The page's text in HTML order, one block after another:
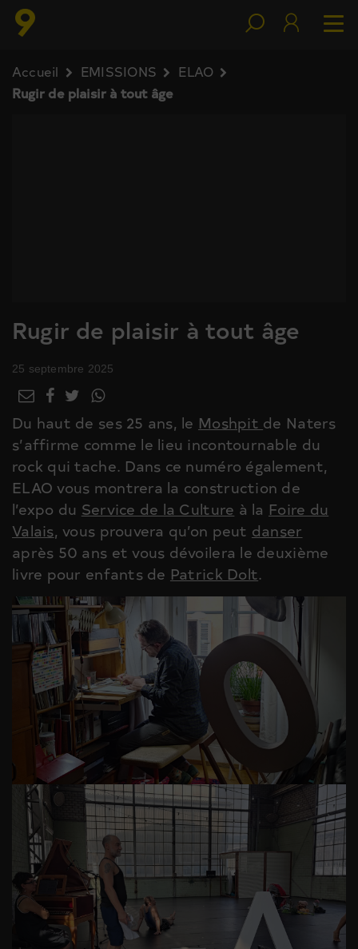
Accueil EMISSIONS
ELAO
Rugir de plaisir à tout âge
Rugir de plaisir à tout âge
25 septembre 2025
Du haut de ses 25 ans, le Moshpit de Naters
s’affirme comme le lieu incontournable du
rock qui tache. Dans ce numéro également,
ELAO vous montrera la construction de
l’expo du Service de la Culture à la Foire du
Valais, vous prouvera qu’on peut danser
après 50 ans et vous dévoilera le deuxième
livre pour enfants de Patrick Dolt.